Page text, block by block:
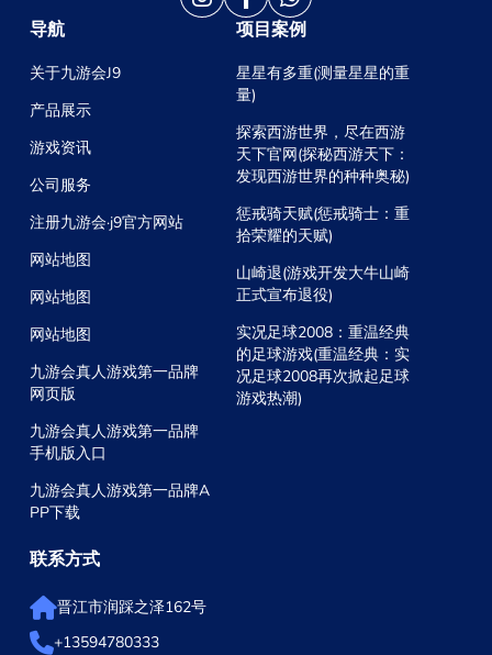
导航
关于九游会J9
产品展示
游戏资讯
公司服务
注册九游会·j9官方网站
网站地图
网站地图
网站地图
九游会真人游戏第一品牌
网页版
九游会真人游戏第一品牌
手机版入口
九游会真人游戏第一品牌A
PP下载
项目案例
星星有多重(测量星星的重
量)
探索西游世界，尽在西游
天下官网(探秘西游天下：
发现西游世界的种种奥秘)
惩戒骑天赋(惩戒骑士：重
拾荣耀的天赋)
山崎退(游戏开发大牛山崎
正式宣布退役)
实况足球2008：重温经典
的足球游戏(重温经典：实
况足球2008再次掀起足球
游戏热潮)
联系方式
晋江市润踩之泽162号
+13594780333